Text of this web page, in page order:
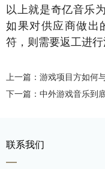
以上就是奇亿音乐
如果对供应商做出
符，则需要返工进行
上一篇：游戏项目方如何
下一篇：中外游戏音乐到
联系我们